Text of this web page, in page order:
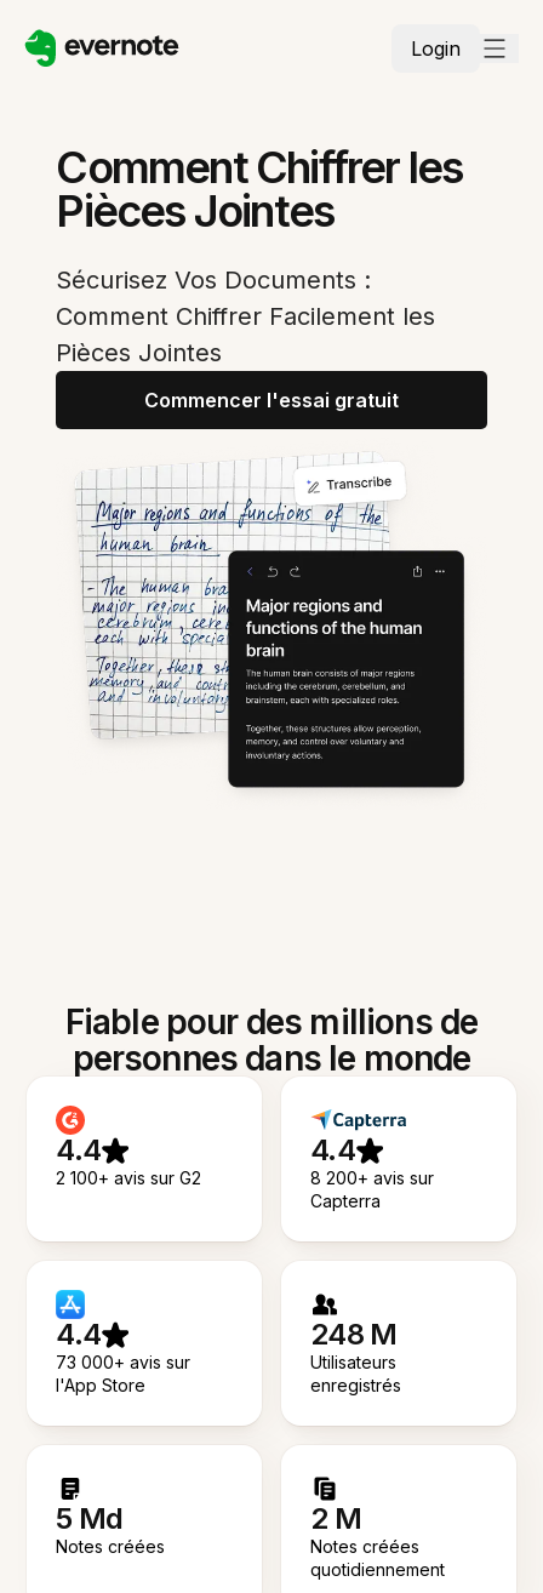
Login
Comment Chiffrer les
Pièces Jointes
Sécurisez Vos Documents :
Comment Chiffrer Facilement les
Pièces Jointes
Commencer l'essai gratuit
Fiable pour des millions de
personnes dans le monde
4.4
2 100+ avis sur G2
4.4
8 200+ avis sur
Capterra
4.4
73 000+ avis sur
l'App Store
248 M
Utilisateurs
enregistrés
5 Md
Notes créées
2 M
Notes créées
quotidiennement